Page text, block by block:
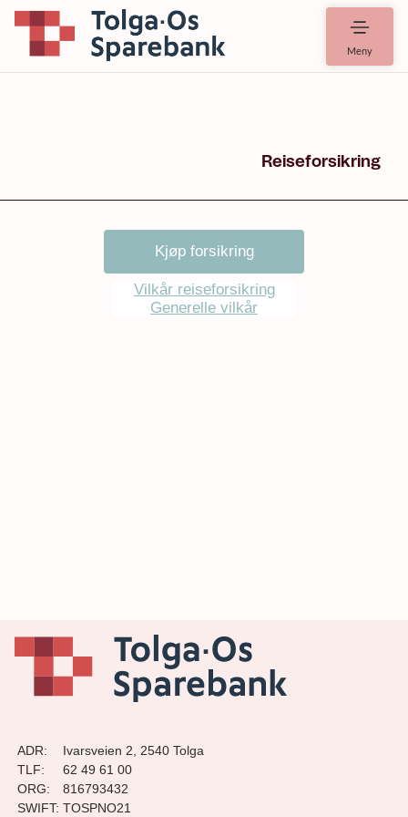
Meny
Kjøp forsikring
Vilkår reiseforsikring
Generelle vilkår
ADR:
Ivarsveien 2, 2540 Tolga
TLF:
62 49 61 00
ORG:
816793432
SWIFT: TOSPNO21